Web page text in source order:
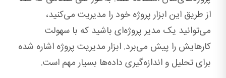
از طریق این ابزار پروژه خود را مدیریت می‌کنید‌،
می‌توانید یک مدیر پروژه‌ای باشید که با سهولت
کارهایش را پیش می‌برد. ابزار مدیریت پروژه اشاره شده
برای تحلیل و اندازه‌گیری داده‌ها بسیار مهم است.